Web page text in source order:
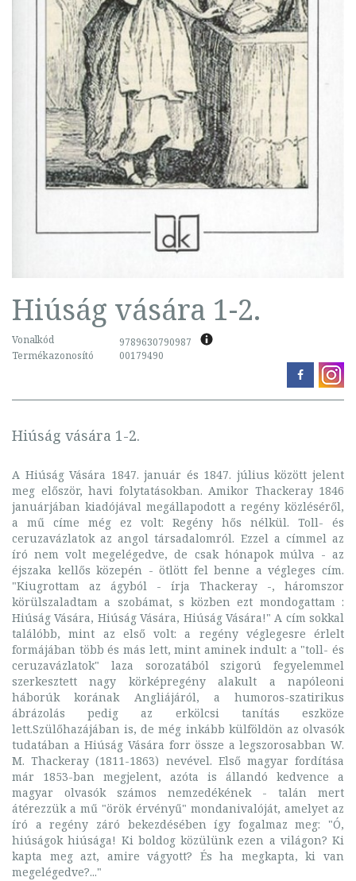
Hiúság vására 1-2.
Vonalkód
9789630790987
Termékazonosító
00179490
Hiúság vására 1-2.
A Hiúság Vására 1847. január és 1847. július között jelent
meg először, havi folytatásokban. Amikor Thackeray 1846
januárjában kiadójával megállapodott a regény közléséről,
a mű címe még ez volt: Regény hős nélkül. Toll- és
ceruzavázlatok az angol társadalomról. Ezzel a címmel az
író nem volt megelégedve, de csak hónapok múlva - az
éjszaka kellős közepén - ötlött fel benne a végleges cím.
"Kiugrottam az ágyból - írja Thackeray -, háromszor
körülszaladtam a szobámat, s közben ezt mondogattam :
Hiúság Vására, Hiúság Vására, Hiúság Vására!" A cím sokkal
találóbb, mint az első volt: a regény véglegesre érlelt
formájában több és más lett, mint aminek indult: a "toll- és
ceruzavázlatok" laza sorozatából szigorú fegyelemmel
szerkesztett nagy körképregény alakult a napóleoni
háborúk korának Angliájáról, a humoros-szatirikus
ábrázolás pedig az erkölcsi tanítás eszköze
lett.Szülőhazájában is, de még inkább külföldön az olvasók
tudatában a Hiúság Vására forr össze a legszorosabban W.
M. Thackeray (1811-1863) nevével. Első magyar fordítása
már 1853-ban megjelent, azóta is állandó kedvence a
magyar olvasók számos nemzedékének - talán mert
átérezzük a mű "örök érvényű" mondanivalóját, amelyet az
író a regény záró bekezdésében így fogalmaz meg: "Ó,
hiúságok hiúsága! Ki boldog közülünk ezen a világon? Ki
kapta meg azt, amire vágyott? És ha megkapta, ki van
megelégedve?..."